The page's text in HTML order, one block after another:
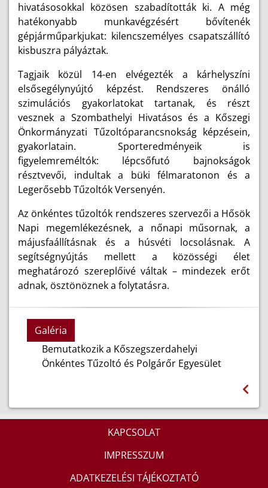
hivatásosokkal közösen szabadították ki. A még
hatékonyabb munkavégzésért bővítenék
gépjárműparkjukat: kilencszemélyes csapatszállító
kisbuszra pályáztak.
Tagjaik közül 14-en elvégezték a kárhelyszíni
elsősegélynyújtó képzést. Rendszeres önálló
szimulációs gyakorlatokat tartanak, és részt
vesznek a Szombathelyi Hivatásos és a Kőszegi
Önkormányzati Tűzoltóparancsnokság képzésein,
gyakorlatain. Sporteredményeik is
figyelemreméltók: lépcsőfutó bajnokságok
résztvevői, indultak a büki félmaratonon és a
Legerősebb Tűzoltók Versenyén.
Az önkéntes tűzoltók rendszeres szervezői a Hősök
Napi megemlékezésnek, a nőnapi műsornak, a
májusfaállításnak és a húsvéti locsolásnak. A
segítségnyújtás mellett a közösségi élet
meghatározó szereplőivé váltak – mindezek erőt
adnak, ösztönöznek a folytatásra.
Galéria
Bemutatkozik a Kőszegszerdahelyi
Önkéntes Tűzoltó és Polgárőr Egyesület
KAPCSOLAT
IMPRESSZUM
ADATKEZELÉSI TÁJÉKOZTATÓ